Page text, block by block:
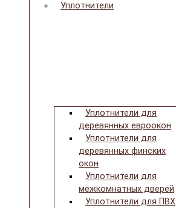
Уплотнители
Уплотнители для
деревянных евроокон
Уплотнители для
деревянных финских
окон
Уплотнители для
межкомнатных дверей
Уплотнители для ПВХ